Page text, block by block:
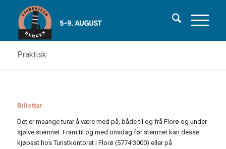
Praktisk
Billettar
Det er maange turar å være med på, både til og frå Florø og under
sjølve stemnet. Fram til og med onsdag før stemnet kan desse
kjøpast hos Turistkontoret i Florø (5774 3000) eller på